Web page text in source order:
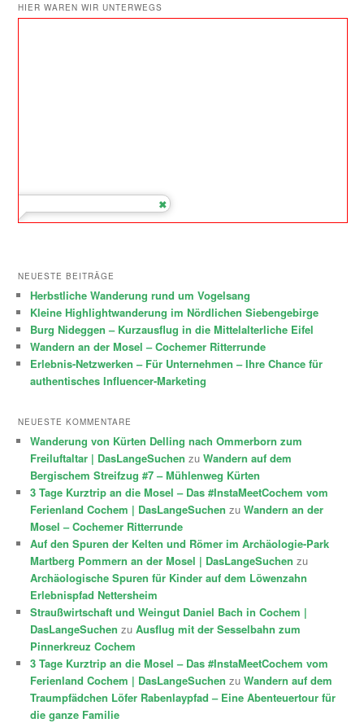
HIER WAREN WIR UNTERWEGS
NEUESTE BEITRÄGE
Herbstliche Wanderung rund um Vogelsang
Kleine Highlightwanderung im Nördlichen Siebengebirge
Burg Nideggen – Kurzausflug in die Mittelalterliche Eifel
Wandern an der Mosel – Cochemer Ritterrunde
Erlebnis-Netzwerken – Für Unternehmen – Ihre Chance für
authentisches Influencer-Marketing
NEUESTE KOMMENTARE
Wanderung von Kürten Delling nach Ommerborn zum
Freiluftaltar | DasLangeSuchen zuWandern auf dem
Bergischem Streifzug #7 – Mühlenweg Kürten
3 Tage Kurztrip an die Mosel – Das #InstaMeetCochem vom
Ferienland Cochem | DasLangeSuchen zuWandern an der
Mosel – Cochemer Ritterrunde
Auf den Spuren der Kelten und Römer im Archäologie-Park
Martberg Pommern an der Mosel | DasLangeSuchen zu
Archäologische Spuren für Kinder auf dem Löwenzahn
Erlebnispfad Nettersheim
Straußwirtschaft und Weingut Daniel Bach in Cochem |
DasLangeSuchen zuAusflug mit der Sesselbahn zum
Pinnerkreuz Cochem
3 Tage Kurztrip an die Mosel – Das #InstaMeetCochem vom
Ferienland Cochem | DasLangeSuchen zuWandern auf dem
Traumpfädchen Löfer Rabenlaypfad – Eine Abenteuertour für
die ganze Familie